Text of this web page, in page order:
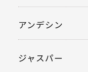
アンデシン
ジャスパー